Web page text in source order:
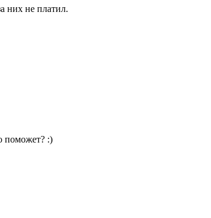
них не платил.
поможет? :)